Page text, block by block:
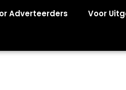
Adverteerders Voor